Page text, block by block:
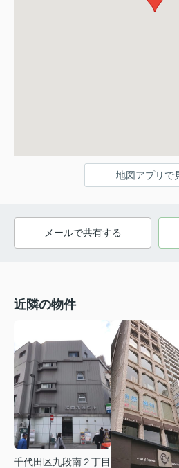
地図アプリで
メールで共有する
近隣の物件
千代田区九段南２丁目